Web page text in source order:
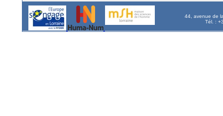
44, avenue de
Tél. :